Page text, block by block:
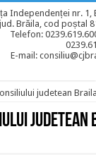
Independenței nr. 1,
jud. Brăila, cod poștal
Telefon:
E-mail:
judetean
judetean